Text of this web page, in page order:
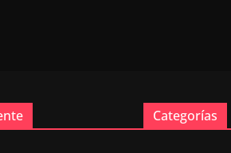
Categorías